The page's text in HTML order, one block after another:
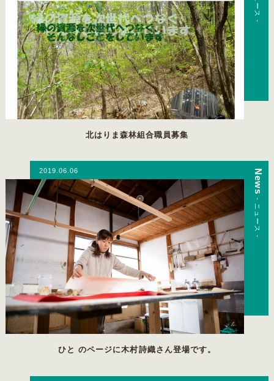
北はりま森林組合職員募集
2019.06.06 News
- ニュース -
ひと のページに木村詩織さん登場です。